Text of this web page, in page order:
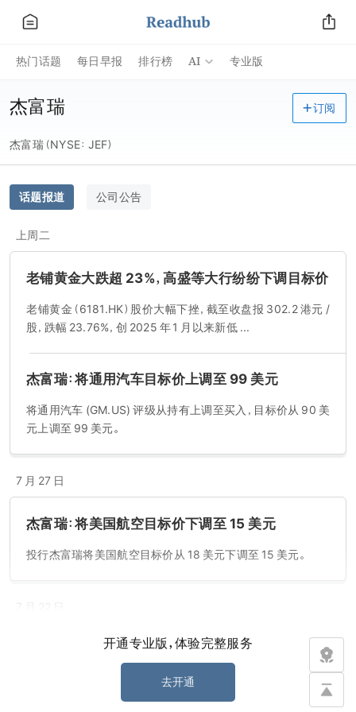
热门话题 每日早报 排行榜 AI 专业版
杰富瑞
杰富瑞（NYSE：JEF）
订阅
话题报道 公司公告
上周二
老铺黄金大跌超 23%，高盛等大行纷纷下调目标价
老铺黄金（6181.HK）股价大幅下挫，截至收盘报 302.2 港元 /
股，跌幅 23.76%，创 2025 年 1 月以来新低 ...
杰富瑞：将通用汽车目标价上调至 99 美元
将通用汽车 (GM.US) 评级从持有上调至买入，目标价从 90 美
元上调至 99 美元。
7 月 27 日
杰富瑞：将美国航空目标价下调至 15 美元
投行杰富瑞将美国航空目标价从 18 美元下调至 15 美元。
杰富瑞：将 3M 目标价上调至 191 美元
杰富瑞将 3M (MMM.US) 目标价从 175 美元上调至 191 美
开通专业版，体验完整服务
去开通